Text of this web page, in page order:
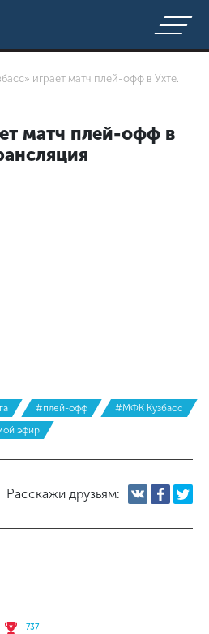
играет матч плей-офф в Ухте.
матч плей-офф в
#плей-офф
#МФК Кузбасс
эфир
Расскажи друзьям:
737